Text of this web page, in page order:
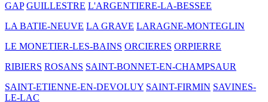
GAP GUILLESTRE L'ARGENTIERE-LA-BESSEE
LA BATIE-NEUVE LA GRAVE LARAGNE-MONTEGLIN
LE MONETIER-LES-BAINS ORCIERES ORPIERRE
RIBIERS ROSANS SAINT-BONNET-EN-CHAMPSAUR
SAINT-ETIENNE-EN-DEVOLUY SAINT-FIRMIN SAVINES-
LE-LAC